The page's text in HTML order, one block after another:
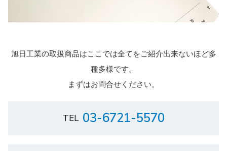
旭日工業の取扱商品はここでは全てをご紹介出来ないほど多
種多様です。
まずはお問合せください。
03-6721-5570